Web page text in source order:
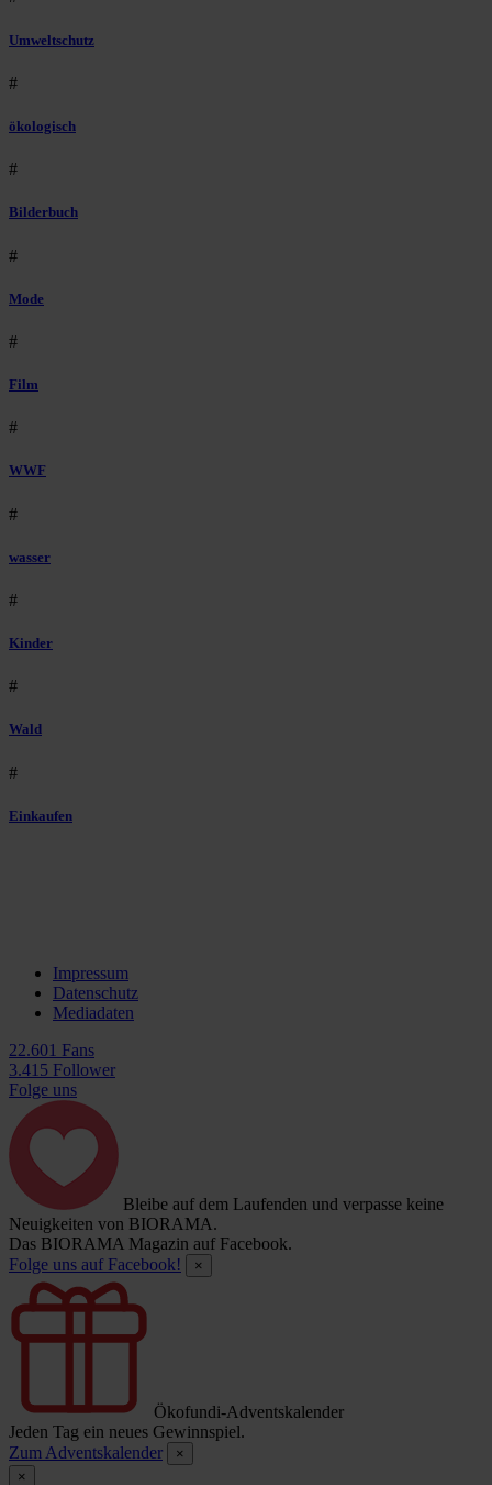
Umweltschutz
#
ökologisch
#
Bilderbuch
#
Mode
#
Film
#
WWF
#
wasser
#
Kinder
#
Wald
#
Einkaufen
Impressum
Datenschutz
Mediadaten
22.601 Fans
3.415 Follower
Folge uns
Bleibe auf dem Laufenden und verpasse keine
Neuigkeiten von BIORAMA.
Das BIORAMA Magazin auf Facebook.
Folge uns auf Facebook!
×
Ökofundi-Adventskalender
Jeden Tag ein neues Gewinnspiel.
Zum Adventskalender
×
×